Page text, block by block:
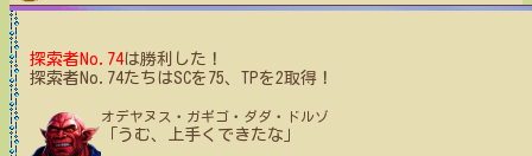
探索者No.74は勝利した！
探索者No.74たちはSCを75、TPを2取得！
オデヤヌス・ガギゴ・ダダ・ドルゾ
「うむ、上手くできたな」